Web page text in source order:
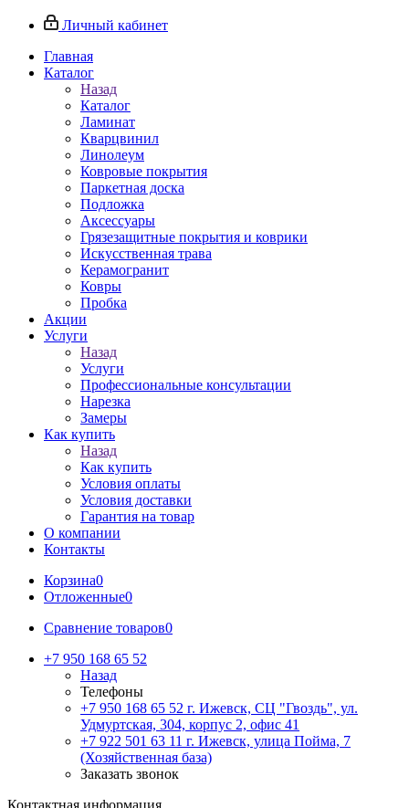
Личный кабинет
Главная
Каталог
Назад
Каталог
Ламинат
Кварцвинил
Линолеум
Ковровые покрытия
Паркетная доска
Подложка
Аксессуары
Грязезащитные покрытия и коврики
Искусственная трава
Керамогранит
Ковры
Пробка
Акции
Услуги
Назад
Услуги
Профессиональные консультации
Нарезка
Замеры
Как купить
Назад
Как купить
Условия оплаты
Условия доставки
Гарантия на товар
О компании
Контакты
Корзина0
Отложенные0
Сравнение товаров0
+7 950 168 65 52
Назад
Телефоны
+7 950 168 65 52 г. Ижевск, СЦ "Гвоздь", ул.
Удмуртская, 304, корпус 2, офис 41
+7 922 501 63 11 г. Ижевск, улица Пойма, 7
(Хозяйственная база)
Заказать звонок
Контактная информация